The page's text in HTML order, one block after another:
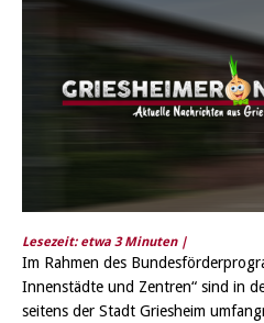
Lesezeit: etwa 3 Minuten |
Im Rahmen des
Innenstädte und Zentren“ sind in
seitens der Stadt Griesheim